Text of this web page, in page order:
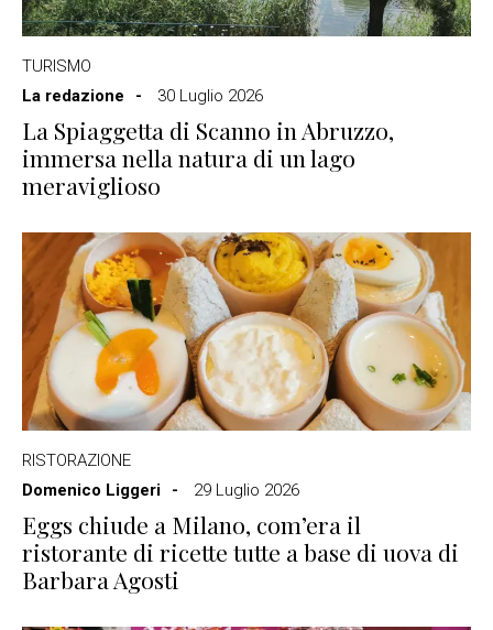
TURISMO
La redazione
30 Luglio 2026
La Spiaggetta di Scanno in Abruzzo,
immersa nella natura di un lago
meraviglioso
RISTORAZIONE
Domenico Liggeri
29 Luglio 2026
Eggs chiude a Milano, com’era il
ristorante di ricette tutte a base di uova di
Barbara Agosti